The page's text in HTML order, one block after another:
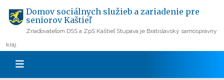
Domov sociálnych služieb a zariadenie pre
seniorov Kaštieľ
Zriaďovateľom DSS a ZpS Kaštieľ Stupava je Bratislavský samosprávny
kraj.